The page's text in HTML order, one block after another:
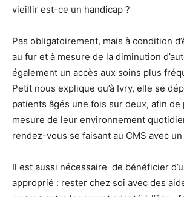
vieillir est-ce un handicap ?
Pas obligatoirement, mais à condition
au fur et à mesure de la diminution
également un accès aux soins plus
Petit nous explique qu’à Ivry, elle se
patients âgés une fois sur deux, afin de
mesure de leur environnement
rendez-vous se faisant au CMS avec
Il est aussi nécessaire de bénéficier
approprié : rester chez soi avec des